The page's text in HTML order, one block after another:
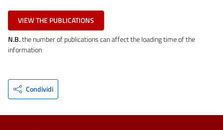
VIEW THE PUBLICATIONS
N.B.the number of publications can affect the loading time of the
information
Condividi